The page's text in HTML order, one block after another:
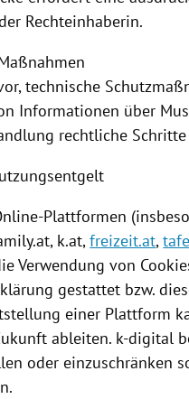
Rechteinhaberin.
technische
Informationen über
rechtliche
Plattformen
k.at,freizeit.at,
Verwendung von
gestattet bzw.
einer Plattform
ableiten. k-digital
oder einzuschränken